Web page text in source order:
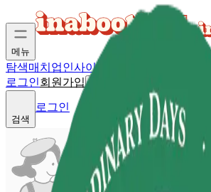
메뉴
탐색매치업인사이트
로그인회원가입
검색
로그인